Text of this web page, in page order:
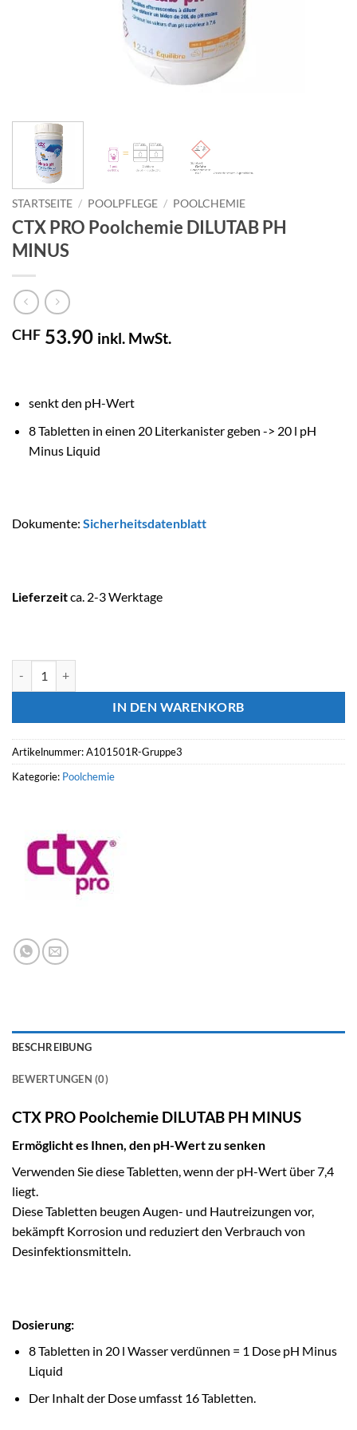
STARTSEITE / POOLPFLEGE / POOLCHEMIE
CTX PRO Poolchemie DILUTAB PH
MINUS
CHF 53.90 inkl. MwSt.
senkt den pH-Wert
8 Tabletten in einen 20 Literkanister geben -> 20 l pH
Minus Liquid
Dokumente: Sicherheitsdatenblatt
Lieferzeitca. 2-3 Werktage
IN DEN WARENKORB
Artikelnummer:A101501R-Gruppe3
Kategorie: Poolchemie
BESCHREIBUNG
BEWERTUNGEN (0)
CTX PRO Poolchemie DILUTAB PH MINUS
Ermöglicht es Ihnen, den pH-Wert zu senken
Verwenden Sie diese Tabletten, wenn der pH-Wert über 7,4
liegt.
Diese Tabletten beugen Augen- und Hautreizungen vor,
bekämpft Korrosion und reduziert den Verbrauch von
Desinfektionsmitteln.
Dosierung:
8 Tabletten in 20 l Wasser verdünnen = 1 Dose pH Minus
Liquid
Der Inhalt der Dose umfasst 16 Tabletten.